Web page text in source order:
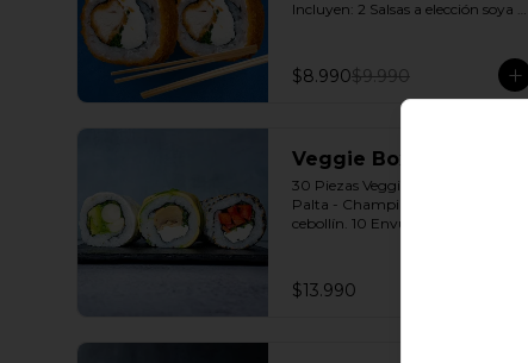
Incluyen: 2 Salsas a elección soya o
$8.990$9.990
Veggie Box
30 Piezas Veggie 10 Envuelto
Palta - Champiñón, queso crema,
cebollín. 10 Envuelto Queso -
queso crema, cebollín. Incluye: 3
Salsas a elección soya o agridulce
$13.990